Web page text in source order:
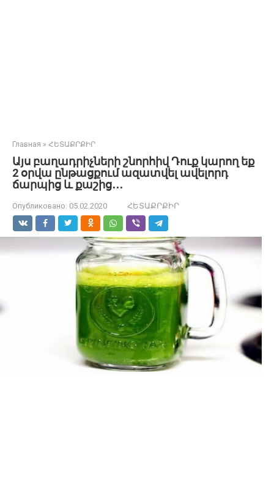
Главная » ՀԵՏԱՔՐՔԻՐ
Այս բաղադրիչների շնորհիվ Դուք կարող եք
2 օրվա ընթացքում ազատվել ավելորդ
ճարպից և քաշից․․․
Опубликовано: 05.02.2020 ՀԵՏԱՔՐՔԻՐ